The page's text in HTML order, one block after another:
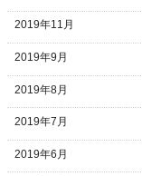
2019年11月
2019年9月
2019年8月
2019年7月
2019年6月